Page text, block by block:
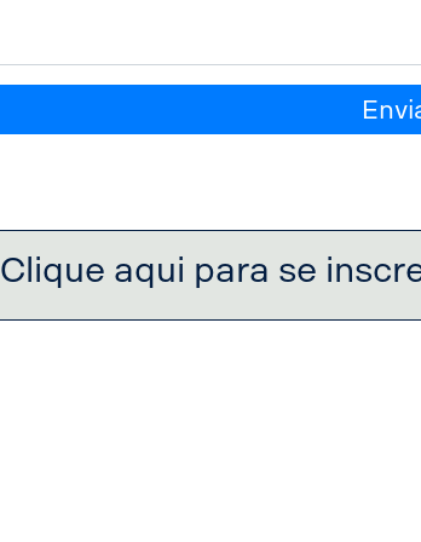
Clique aqui para se